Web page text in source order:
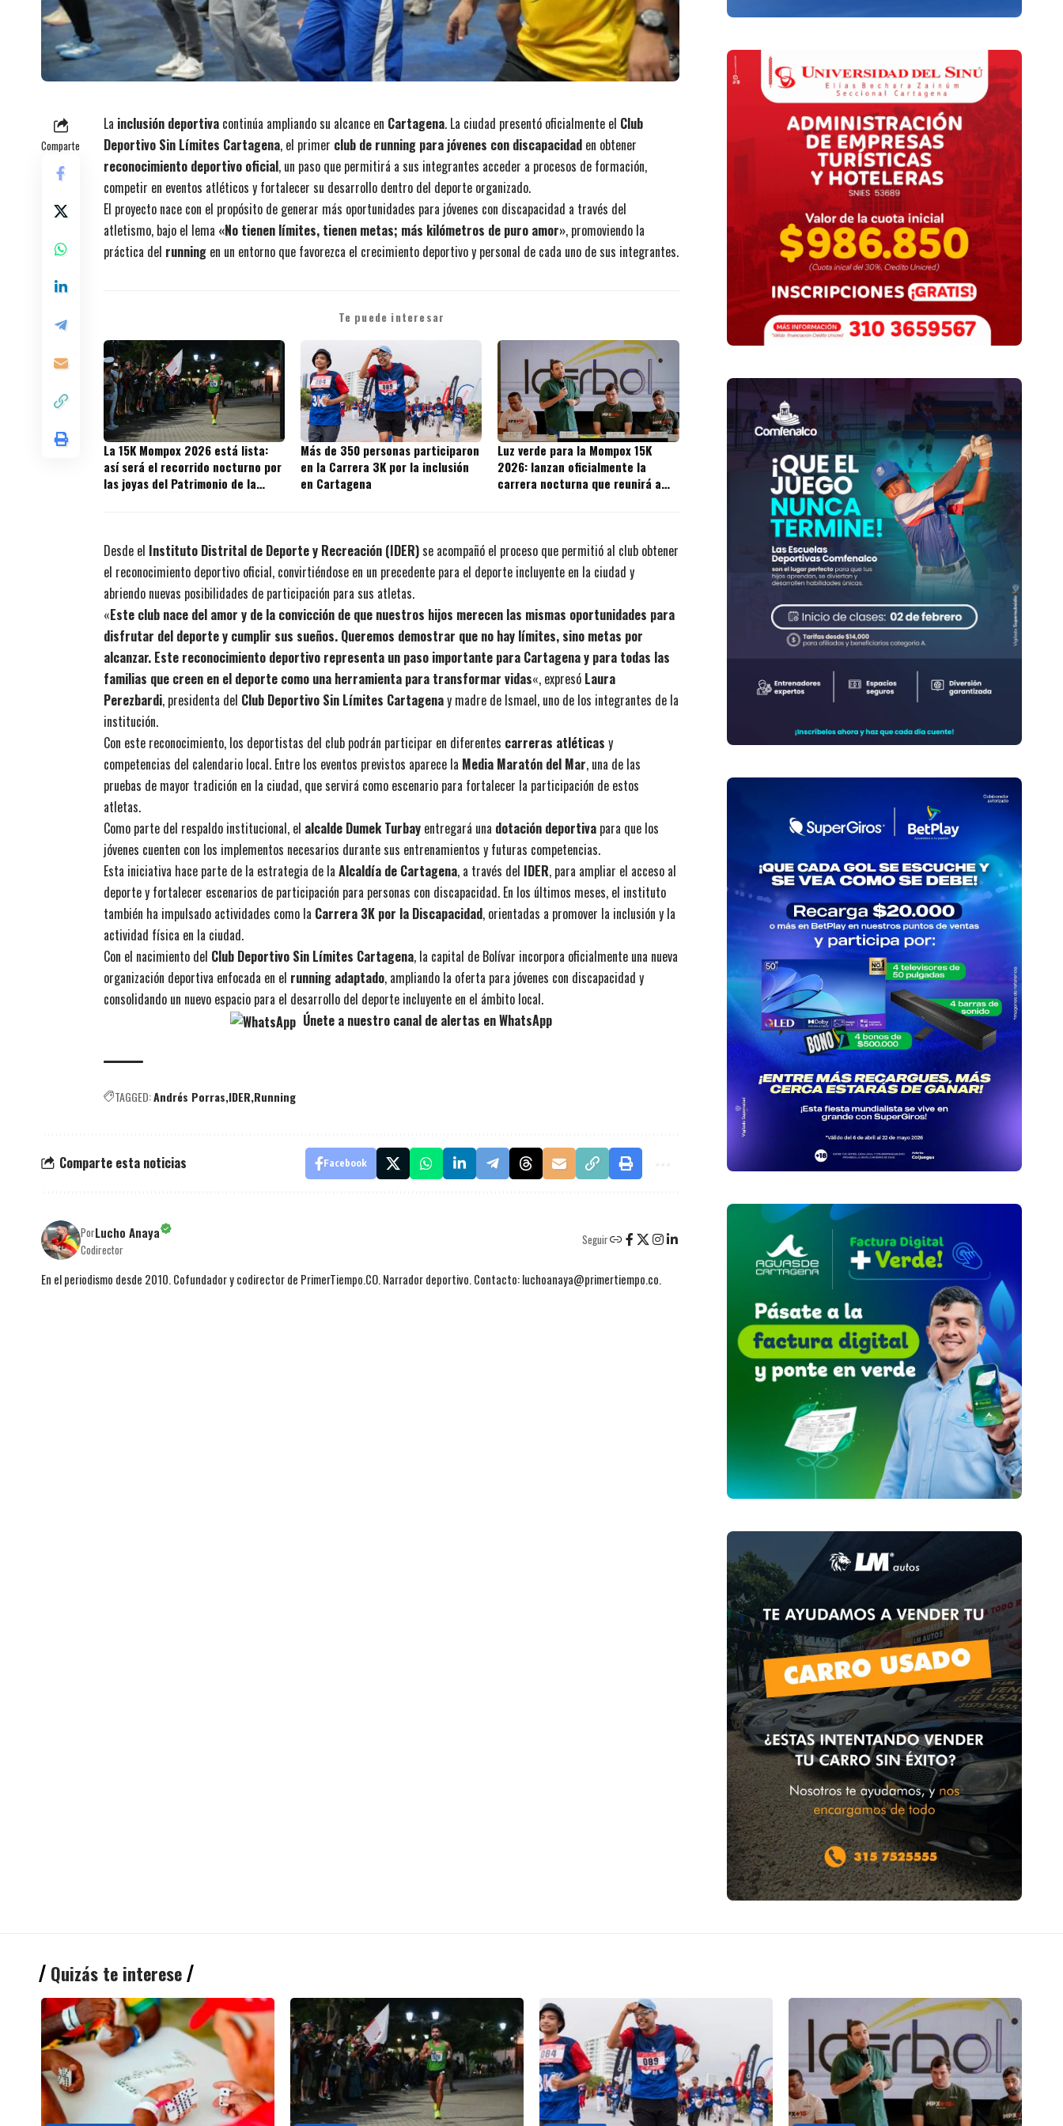
Comparte
La inclusión deportiva continúa ampliando su alcance en Cartagena. La ciudad presentó oficialmente el Club
Deportivo Sin Límites Cartagena, el primer club de running para jóvenes con discapacidad en obtener
reconocimiento deportivo oficial, un paso que permitirá a sus integrantes acceder a procesos de formación,
competir en eventos atléticos y fortalecer su desarrollo dentro del deporte organizado.
El proyecto nace con el propósito de generar más oportunidades para jóvenes con discapacidad a través del
atletismo, bajo el lema «No tienen límites, tienen metas; más kilómetros de puro amor», promoviendo la
práctica del running en un entorno que favorezca el crecimiento deportivo y personal de cada uno de sus integrantes.
Te puede interesar
La 15K Mompox 2026 está lista:
así será el recorrido nocturno por
las joyas del Patrimonio de la
Más de 350 personas participaron
en la Carrera 3K por la inclusión
en Cartagena
Luz verde para la Mompox 15K
2026: lanzan oficialmente la
carrera nocturna que reunirá a
Desde el Instituto Distrital de Deporte y Recreación (IDER)se acompañó el proceso que permitió al club obtener
el reconocimiento deportivo oficial, convirtiéndose en un precedente para el deporte incluyente en la ciudad y
abriendo nuevas posibilidades de participación para sus atletas.
«Este club nace del amor y de la convicción de que nuestros hijos merecen las mismas oportunidades para
disfrutar del deporte y cumplir sus sueños. Queremos demostrar que no hay límites, sino metas por
alcanzar. Este reconocimiento deportivo representa un paso importante para Cartagena y para todas las
familias que creen en el deporte como una herramienta para transformar vidas«, expresó Laura
Perezbardi, presidenta del Club Deportivo Sin Límites Cartagenay madre de Ismael, uno de los integrantes de la
institución.
Con este reconocimiento, los deportistas del club podrán participar en diferentes carreras atléticas y
competencias del calendario local. Entre los eventos previstos aparece la Media Maratón del Mar, una de las
pruebas de mayor tradición en la ciudad, que servirá como escenario para fortalecer la participación de estos
atletas.
Como parte del respaldo institucional, el alcalde Dumek Turbay entregará una dotación deportiva para que los
jóvenes cuenten con los implementos necesarios durante sus entrenamientos y futuras competencias.
Esta iniciativa hace parte de la estrategia de la Alcaldía de Cartagena, a través del IDER, para ampliar el acceso al
deporte y fortalecer escenarios de participación para personas con discapacidad. En los últimos meses, el instituto
también ha impulsado actividades como la Carrera 3K por la Discapacidad, orientadas a promover la inclusión y la
actividad física en la ciudad.
Con el nacimiento del Club Deportivo Sin Límites Cartagena, la capital de Bolívar incorpora oficialmente una nueva
organización deportiva enfocada en el running adaptado, ampliando la oferta para jóvenes con discapacidad y
consolidando un nuevo espacio para el desarrollo del deporte incluyente en el ámbito local.
Únete a nuestro canal de alertas en WhatsApp
TAGGED:Andrés Porras IDER Running
Comparte esta noticias Facebook
PorLucho Anaya
Codirector
Seguir
En el periodismo desde 2010. Cofundador y codirector de PrimerTiempo.CO. Narrador deportivo. Contacto: luchoanaya@primertiempo.co.
Quizás te interese